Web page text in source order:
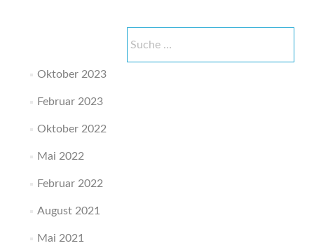
nach:
Oktober 2023
Februar 2023
Oktober 2022
Mai 2022
Februar 2022
August 2021
Mai 2021